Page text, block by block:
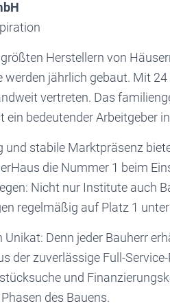
Herstellern von
werden jährlich gebaut. Mit
vertreten. Das
bedeutender Arbeitgeber
und stabile Marktpräsenz
die Nummer 1 beim
Nicht nur Institute auch
regelmäßig auf Platz 1
Denn jeder Bauherr
der zuverlässige Full-
und
des Bauens.